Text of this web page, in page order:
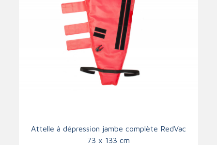
Attelle à dépression jambe complète RedVac
73 x 133 cm